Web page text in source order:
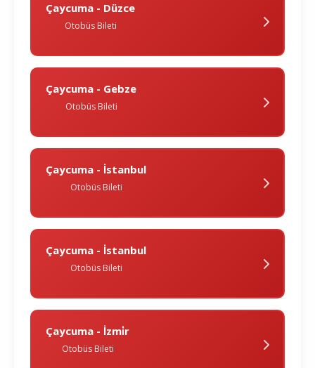
Çaycuma - Düzce
Otobüs Bileti
Çaycuma - Gebze
Otobüs Bileti
Çaycuma - İstanbul
Otobüs Bileti
Çaycuma - İstanbul
Otobüs Bileti
Çaycuma - İzmi̇r
Otobüs Bileti